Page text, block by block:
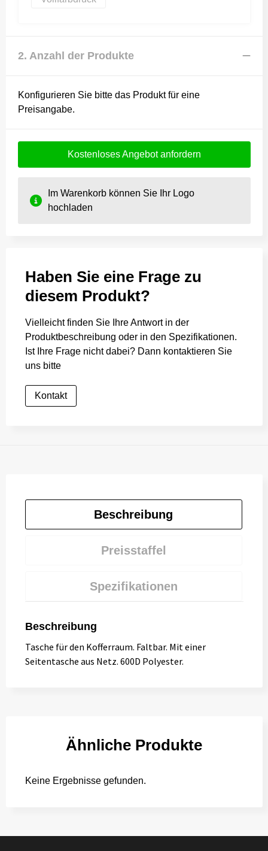
2. Anzahl der Produkte
Konfigurieren Sie bitte das Produkt für eine
Preisangabe.
Kostenloses Angebot anfordern
Im Warenkorb können Sie Ihr Logo
hochladen
Haben Sie eine Frage zu
diesem Produkt?
Vielleicht finden Sie Ihre Antwort in der
Produktbeschreibung oder in den Spezifikationen.
Ist Ihre Frage nicht dabei? Dann kontaktieren Sie
uns bitte
Kontakt
Beschreibung
Preisstaffel
Spezifikationen
Beschreibung
Tasche für den Kofferraum. Faltbar. Mit einer
Seitentasche aus Netz. 600D Polyester.
Ähnliche Produkte
Keine Ergebnisse gefunden.